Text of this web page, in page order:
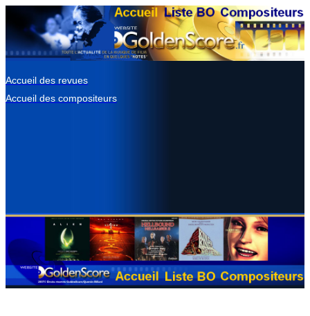
Accueil des revues
Accueil des compositeurs